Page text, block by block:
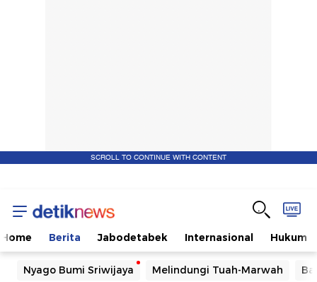
SCROLL TO CONTINUE WITH CONTENT
Home Berita Jabodetabek Internasional Hukum
Nyago Bumi Sriwijaya Melindungi Tuah-Marwah